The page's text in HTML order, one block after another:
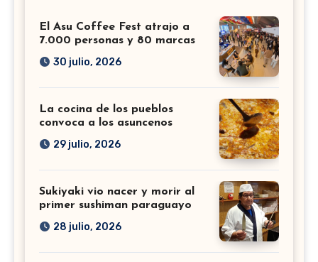
El Asu Coffee Fest atrajo a
7.000 personas y 80 marcas
30 julio, 2026
La cocina de los pueblos
convoca a los asuncenos
29 julio, 2026
Sukiyaki vio nacer y morir al
primer sushiman paraguayo
28 julio, 2026